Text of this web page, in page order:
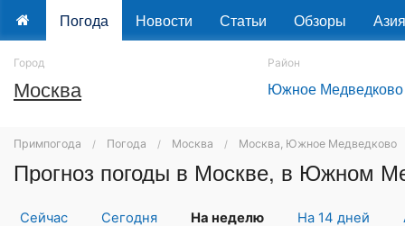
Погода Новости Статьи Обзоры Азия
Город
Москва
Район
Южное Медведково
Примпогода Погода Москва Москва, Южное Медведково
Прогноз погоды в Москве, в Южном
Сейчас Сегодня На неделю На 14 дней